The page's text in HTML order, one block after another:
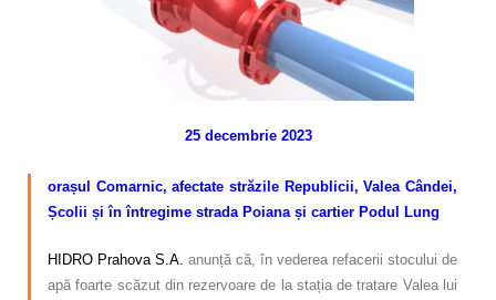
25 decembrie 2023
orașul Comarnic, afectate străzile Republicii, Valea Cândei,
Școlii și în întregime strada Poiana și cartier Podul Lung
HIDRO Prahova S.A. anunță că, în vederea refacerii stocului de
apă foarte scăzut din rezervoare de la stația de tratare Valea lui